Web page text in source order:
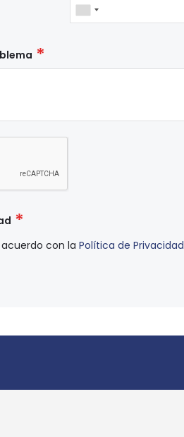
con laPolítica de Privacidad